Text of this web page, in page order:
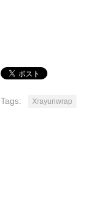
Tags: Xrayunwrap